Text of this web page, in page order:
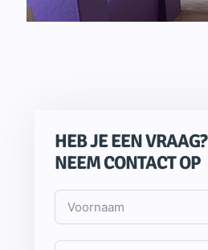
HEB JE EEN VRAAG?
NEEM CONTACT OP